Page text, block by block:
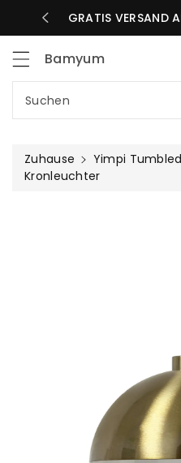
TAG GRATIS VERSAND
Bamyum
Suchen
Zuhause
Yimpi
Kronleuchter